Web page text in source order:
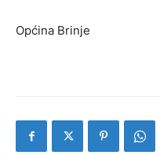
Općina Brinje